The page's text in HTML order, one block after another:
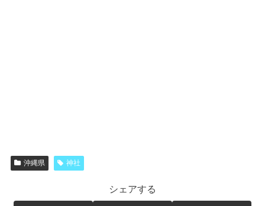
沖縄県 神社
シェアする